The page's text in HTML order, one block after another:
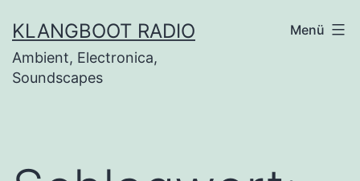
Inhalt
springen
KLANGBOOT RADIO
Ambient, Electronica,
Soundscapes
Menü